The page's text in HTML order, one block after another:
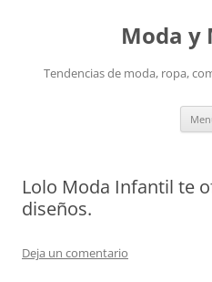
Moda y
Tendencias de moda, ropa,
Lolo Moda Infantil te
diseños.
Deja un comentario